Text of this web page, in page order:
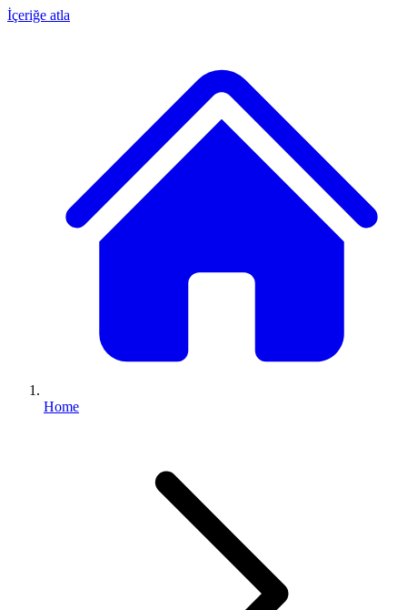
İçeriğe atla
Home